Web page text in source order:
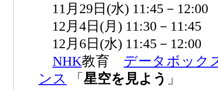
11月29日(水) 11:45－12:00
12月4日(月) 11:30－11:45
12月6日(水) 11:45－12:00
NHK教育 データボック
ンス
「 星空を見よう 」